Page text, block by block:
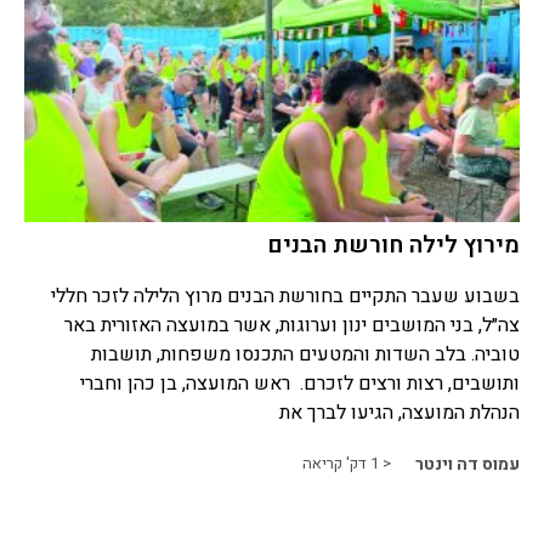
מירוץ לילה חורשת הבנים
בשבוע שעבר התקיים בחורשת הבנים מרוץ הלילה לזכר חללי
צה״ל, בני המושבים ינון וערוגות, אשר במועצה האזורית באר
טוביה. בלב השדות והמטעים התכנסו משפחות, תושבות
ותושבים, רצות ורצים לזכרם. ראש המועצה, בן כהן וחברי
הנהלת המועצה, הגיעו לברך את
עמוס דה וינטר < 1 דק' קריאה